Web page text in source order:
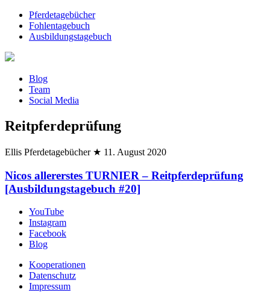
Pferdetagebücher
Fohlentagebuch
Ausbildungstagebuch
Blog
Team
Social Media
Reitpferdeprüfung
Ellis Pferdetagebücher ★ 11. August 2020
Nicos allererstes TURNIER – Reitpferdeprüfung
[Ausbildungstagebuch #20]
YouTube
Instagram
Facebook
Blog
Kooperationen
Datenschutz
Impressum